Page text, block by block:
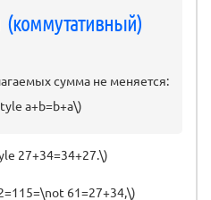
(коммутативный)
сумма не меняется:
a+b=b+a\)
27+34=34+27.\)
61=27+34,\)